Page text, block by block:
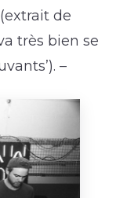
de
très bien se
–